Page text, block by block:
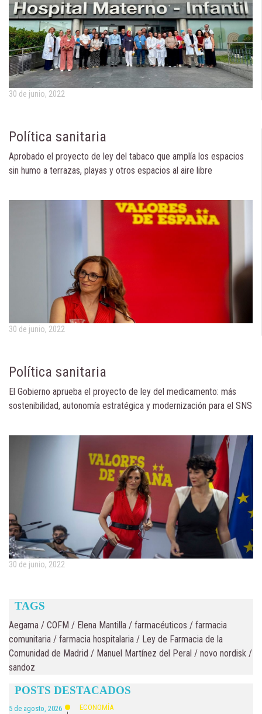
30 de junio, 2022
Política sanitaria
Aprobado el proyecto de ley del tabaco que amplía los espacios
sin humo a terrazas, playas y otros espacios al aire libre
30 de junio, 2022
Política sanitaria
El Gobierno aprueba el proyecto de ley del medicamento: más
sostenibilidad, autonomía estratégica y modernización para el SNS
30 de junio, 2022
TAGS
Aegama / COFM / Elena Mantilla / farmacéuticos / farmacia
comunitaria / farmacia hospitalaria / Ley de Farmacia de la
Comunidad de Madrid / Manuel Martínez del Peral / novo nordisk /
sandoz
POSTS DESTACADOS
5 de agosto, 2026 ECONOMÍA